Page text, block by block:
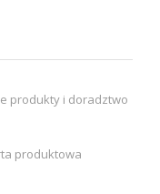
produkty i doradztwo
produktowa